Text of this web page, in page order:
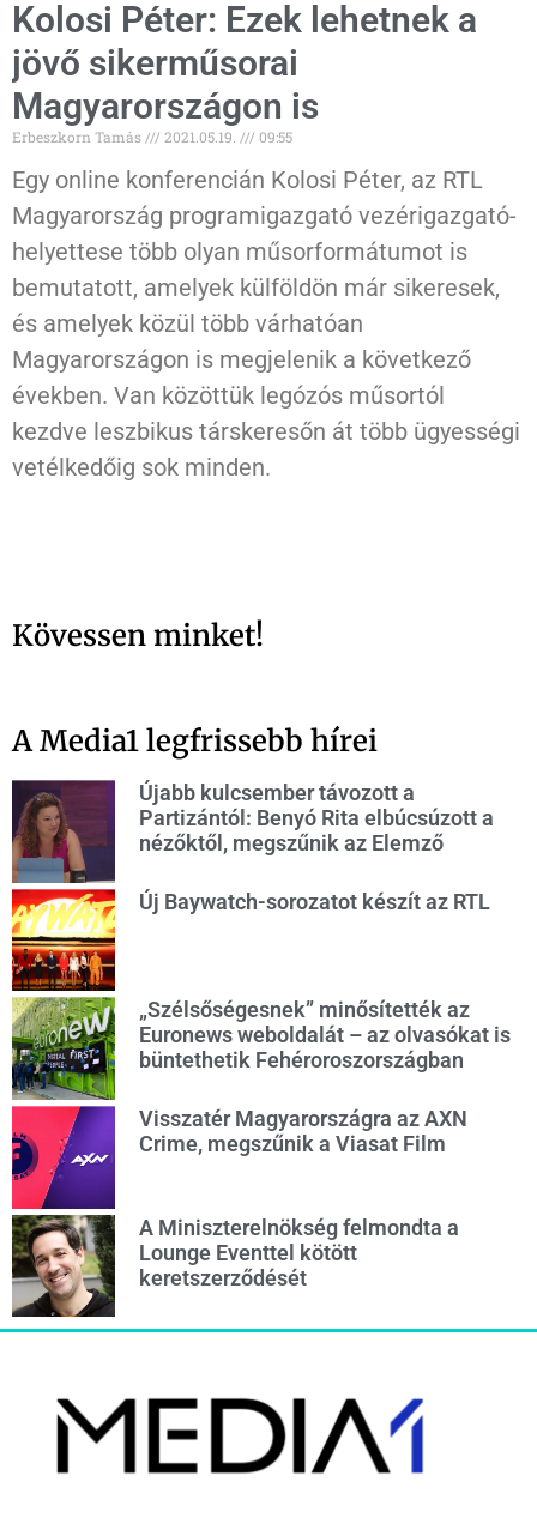
Kolosi Péter: Ezek lehetnek a
jövő sikerműsorai
Magyarországon is
Erbeszkorn Tamás 2021.05.19. 09:55
Egy online konferencián Kolosi Péter, az RTL
Magyarország programigazgató vezérigazgató-
helyettese több olyan műsorformátumot is
bemutatott, amelyek külföldön már sikeresek,
és amelyek közül több várhatóan
Magyarországon is megjelenik a következő
években. Van közöttük legózós műsortól
kezdve leszbikus társkeresőn át több ügyességi
vetélkedőig sok minden.
Kövessen minket!
A Media1 legfrissebb hírei
Újabb kulcsember távozott a
Partizántól: Benyó Rita elbúcsúzott a
nézőktől, megszűnik az Elemző
Új Baywatch-sorozatot készít az RTL
„Szélsőségesnek” minősítették az
Euronews weboldalát – az olvasókat is
büntethetik Fehéroroszországban
Visszatér Magyarországra az AXN
Crime, megszűnik a Viasat Film
A Miniszterelnökség felmondta a
Lounge Eventtel kötött
keretszerződését